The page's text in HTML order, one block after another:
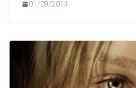
01/09/2014